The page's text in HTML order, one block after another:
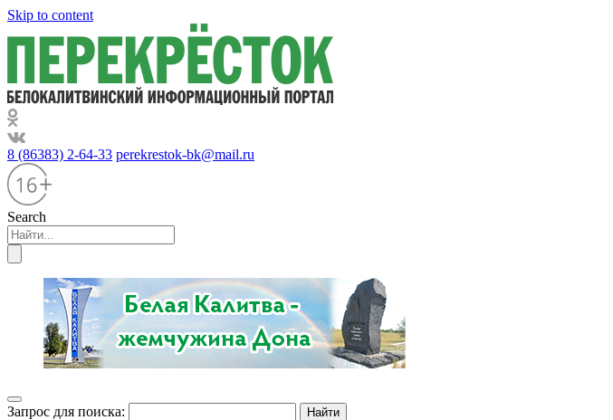
Skip to content
8 (86383) 2-64-33 perekrestok-bk@mail.ru
Search
Запрос для поиска: